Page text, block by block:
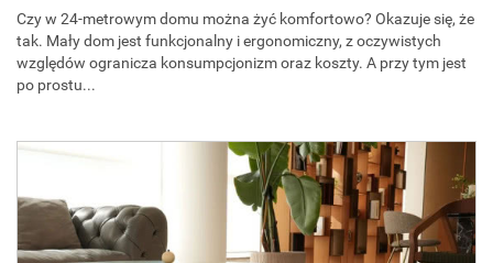
Czy w 24-metrowym domu można żyć komfortowo? Okazuje się, że
tak. Mały dom jest funkcjonalny i ergonomiczny, z oczywistych
względów ogranicza konsumpcjonizm oraz koszty. A przy tym jest
po prostu...